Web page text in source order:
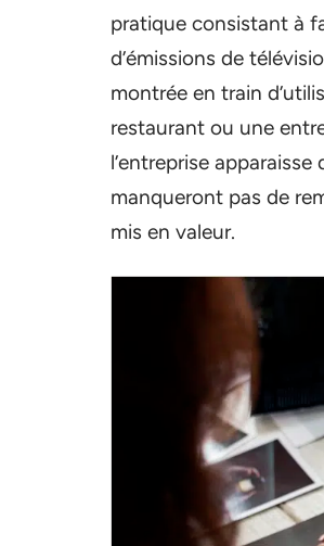
pratique consistant à
d’émissions de
montrée en train
restaurant ou une
l’entreprise
manqueront pas de
mis en valeur.